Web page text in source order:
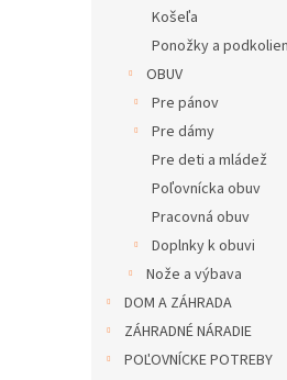
Košeľa
Ponožky a
OBUV
Pre pánov
Pre dámy
Pre deti a mládež
Poľovnícka obuv
Pracovná obuv
Doplnky k obuvi
Nože a výbava
DOM A ZÁHRADA
ZÁHRADNÉ NÁRADIE
POĽOVNÍCKE POTREBY